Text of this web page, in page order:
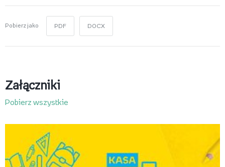
Pobierz jako PDF DOCX
Załączniki
Pobierz wszystkie